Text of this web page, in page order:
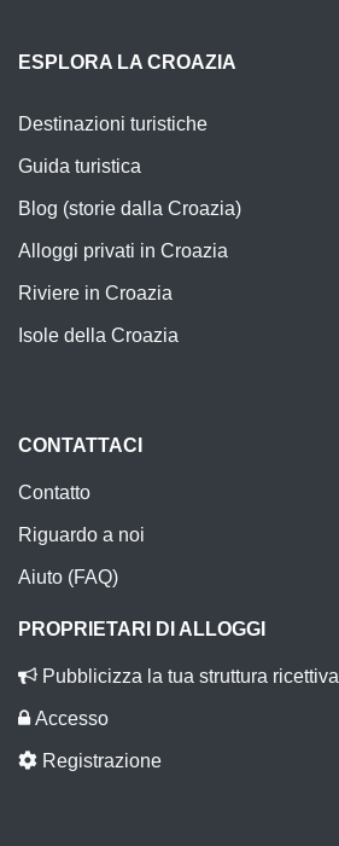
ESPLORA LA CROAZIA
Destinazioni turistiche
Guida turistica
Blog (storie dalla Croazia)
Alloggi privati in Croazia
Riviere in Croazia
Isole della Croazia
CONTATTACI
Contatto
Riguardo a noi
Aiuto (FAQ)
PROPRIETARI DI ALLOGGI
Pubblicizza la tua struttura ricettiva
Accesso
Registrazione